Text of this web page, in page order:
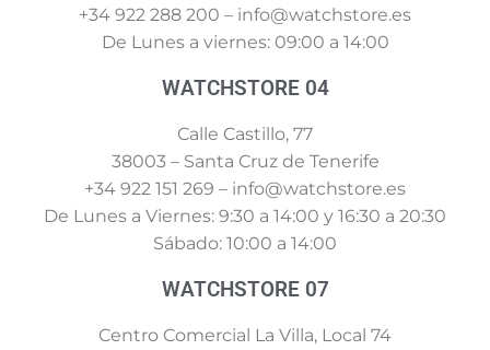
+34 922 288 200 – info@watchstore.es
De Lunes a viernes: 09:00 a 14:00
WATCHSTORE 04
Calle Castillo, 77
38003 – Santa Cruz de Tenerife
+34 922 151 269 – info@watchstore.es
De Lunes a Viernes: 9:30 a 14:00 y 16:30 a 20:30
Sábado: 10:00 a 14:00
WATCHSTORE 07
Centro Comercial La Villa, Local 74